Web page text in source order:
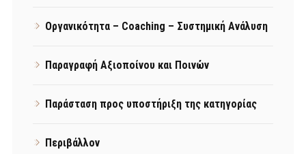
Οργανικότητα – Coaching – Συστημική Ανάλυση
Παραγραφή Αξιοποίνου και Ποινών
Παράσταση προς υποστήριξη της κατηγορίας
Περιβάλλον